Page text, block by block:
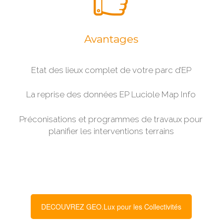
Avantages
Etat des lieux complet de votre parc d’EP
La reprise des données EP Luciole Map Info
Préconisations et programmes de travaux pour
planifier les interventions terrains
DECOUVREZ GEO.Lux pour les Collectivités